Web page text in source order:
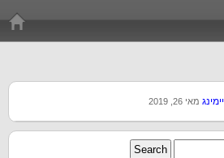
מאי 26, 2019